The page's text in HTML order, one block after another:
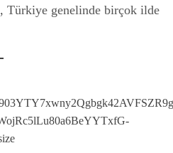
, Türkiye genelinde birçok ilde